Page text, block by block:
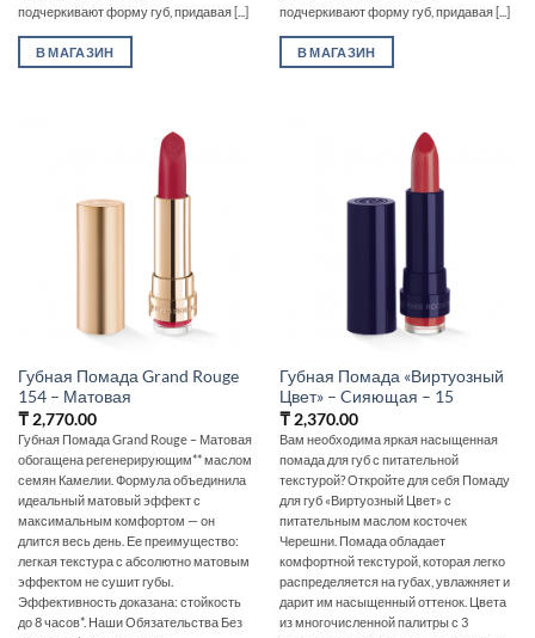
подчеркивают форму губ, придавая [...]
В МАГАЗИН
подчеркивают форму губ, придавая [...]
В МАГАЗИН
Губная Помада Grand Rouge
154 – Матовая
₸2,770.00
Губная Помада Grand Rouge – Матовая
обогащена регенерирующим** маслом
семян Камелии. Формула объединила
идеальный матовый эффект с
максимальным комфортом — он
длится весь день. Ее преимущество:
легкая текстура с абсолютно матовым
эффектом не сушит губы.
Эффективность доказана: стойкость
до 8 часов*. Наши Обязательства Без
Губная Помада «Виртуозный
Цвет» – Cияющая – 15
₸2,370.00
Вам необходима яркая насыщенная
помада для губ с питательной
текстурой? Откройте для себя Помаду
для губ «Виртуозный Цвет» с
питательным маслом косточек
Черешни. Помада обладает
комфортной текстурой, которая легко
распределяется на губах, увлажняет и
дарит им насыщенный оттенок. Цвета
из многочисленной палитры с 3